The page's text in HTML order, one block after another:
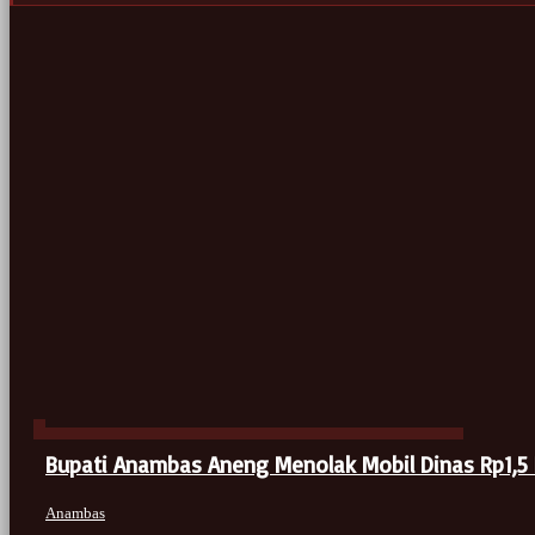
Bupati Anambas Aneng Menolak Mobil Dinas
Anambas